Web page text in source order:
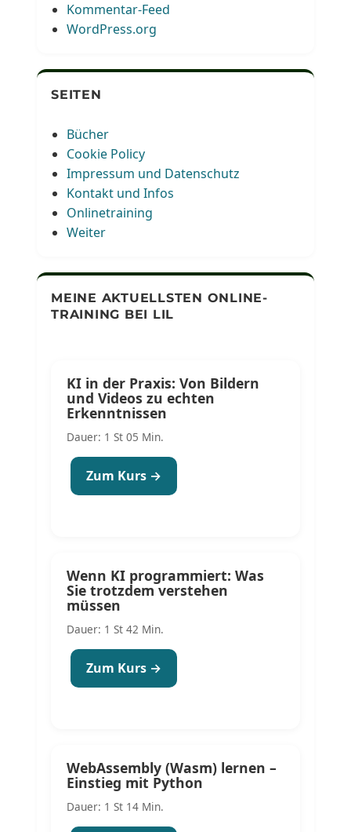
Kommentar-Feed
WordPress.org
SEITEN
Bücher
Cookie Policy
Impressum und Datenschutz
Kontakt und Infos
Onlinetraining
Weiter
MEINE AKTUELLSTEN ONLINE-
TRAINING BEI LIL
KI in der Praxis: Von Bildern
und Videos zu echten
Erkenntnissen
Dauer: 1 St 05 Min.
Zum Kurs →
Wenn KI programmiert: Was
Sie trotzdem verstehen
müssen
Dauer: 1 St 42 Min.
Zum Kurs →
WebAssembly (Wasm) lernen –
Einstieg mit Python
Dauer: 1 St 14 Min.